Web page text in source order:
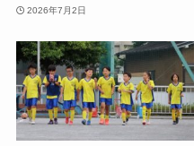
2026年7月2日